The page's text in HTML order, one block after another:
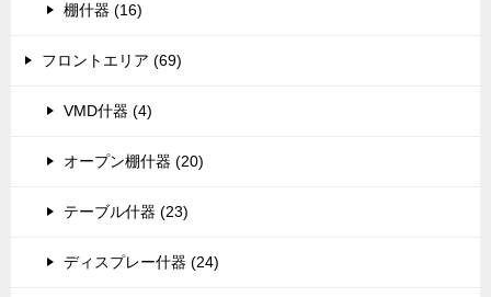
棚什器 (16)
フロントエリア (69)
VMD什器 (4)
オープン棚什器 (20)
テーブル什器 (23)
ディスプレー什器 (24)